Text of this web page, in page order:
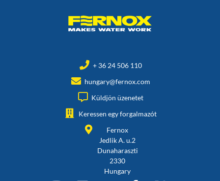
+ 36 24 506 110
hungary@fernox.com
Küldjön üzenetet
Keressen egy forgalmazót
Fernox
Jedlik A. u.2
Dunaharaszti
2330
Hungary